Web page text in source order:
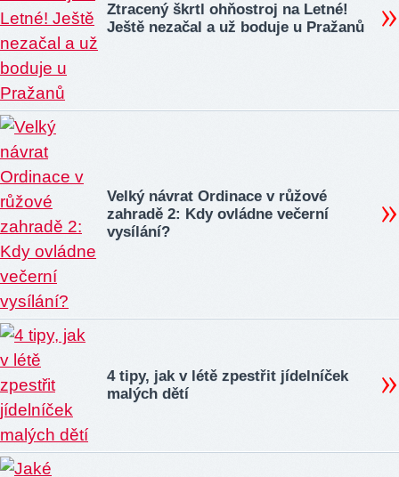
Ztracený škrtl ohňostroj na Letné!
Ještě nezačal a už boduje u Pražanů
Velký návrat Ordinace v růžové
zahradě 2: Kdy ovládne večerní
vysílání?
4 tipy, jak v létě zpestřit jídelníček
malých dětí